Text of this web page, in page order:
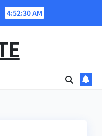
4:52:31 AM